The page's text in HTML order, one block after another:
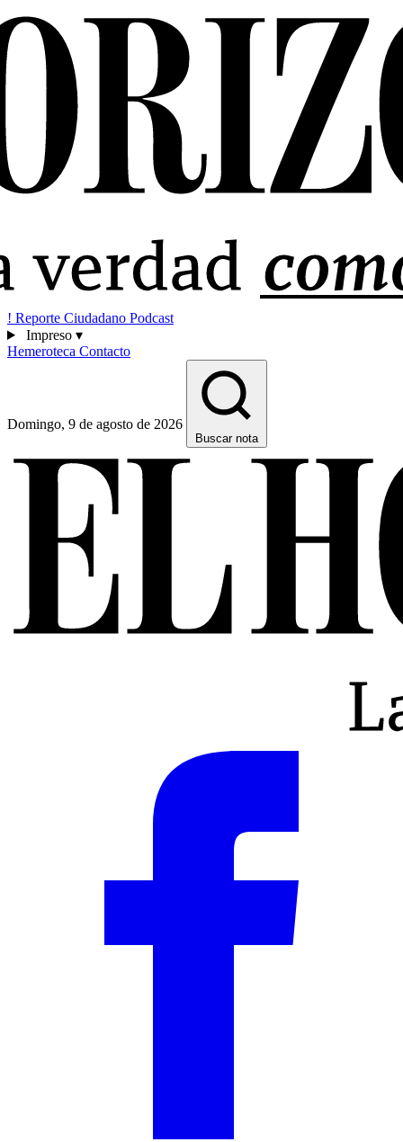
! Reporte Ciudadano Podcast
Impreso ▾
Hemeroteca Contacto
Domingo, 9 de agosto de 2026
Buscar nota